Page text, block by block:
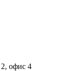
2, офис 4